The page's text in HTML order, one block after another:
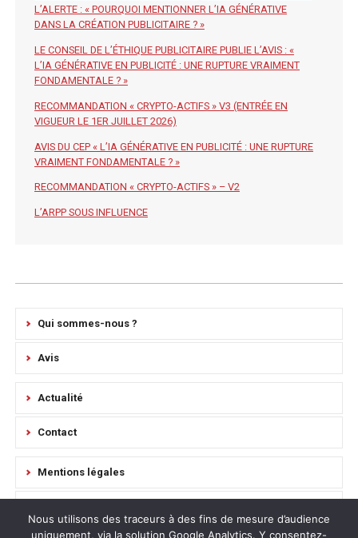
L’ALERTE : « POURQUOI MENTIONNER L’IA GÉNÉRATIVE
DANS LA CRÉATION PUBLICITAIRE ? »
LE CONSEIL DE L’ÉTHIQUE PUBLICITAIRE PUBLIE L’AVIS : «
L’IA GÉNÉRATIVE EN PUBLICITÉ : UNE RUPTURE VRAIMENT
FONDAMENTALE ? »
RECOMMANDATION « CRYPTO-ACTIFS » V3 (ENTRÉE EN
VIGUEUR LE 1ER JUILLET 2026)
AVIS DU CEP « L’IA GÉNÉRATIVE EN PUBLICITÉ : UNE RUPTURE
VRAIMENT FONDAMENTALE ? »
RECOMMANDATION « CRYPTO-ACTIFS » – V2
L’ARPP SOUS INFLUENCE
Qui sommes-nous ?
Avis
Actualité
Contact
Mentions légales
Nous utilisons des traceurs à des fins de mesure d’audience
uniquement, via la solution Google Analytics. Y consentez-